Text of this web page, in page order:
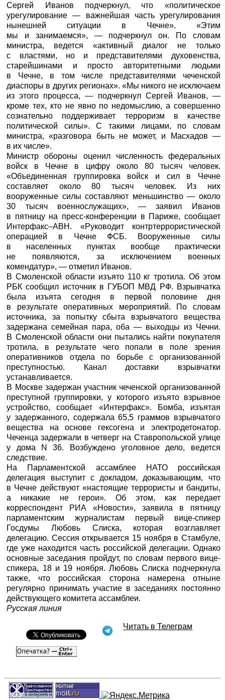
Сергей Иванов подчеркнул, что «политическое
урегулирование — важнейшая часть урегулирования
нынешней ситуации в Чечне». «Этим
мы и занимаемся», — подчеркнул он. По словам
министра, ведется «активный диалог не только
с властями, но и представителями духовенства,
старейшинами и просто авторитетными людьми
в Чечне, в том числе представителями чеченской
диаспоры в других регионах». «Мы никого не исключаем
из этого процесса, — подчеркнул Сергей Иванов, —
кроме тех, кто не явно по недомыслию, а совершенно
сознательно поддерживает терроризм в качестве
политической силы». С такими лицами, по словам
министра, «разговора быть не может, и Масхадов —
в их числе».
Министр обороны оценил численность федеральных
войск в Чечне в цифру около 80 тысяч человек.
«Объединенная группировка войск и сил в Чечне
составляет около 80 тысяч человек. Из них
вооруженные силы составляют меньшинство — около
30 тысяч военнослужащих», — заявил Иванов
в пятницу на пресс-конференции в Париже, сообщает
Интерфакс–АВН. «Руководит контртеррористической
операцией в Чечне ФСБ. Вооруженные силы
в населенных пунктах вообще практически
не появляются, за исключением военных
комендатур», — отметил Иванов.
В Смоленской области изъято 110 кг тротила. Об этом
РБК сообщил источник в ГУБОП МВД РФ. Взрывчатка
была изъята сегодня в первой половине дня
в результате оперативных мероприятий. По словам
источника, за попытку сбыта взрывчатого вещества
задержана семейная пара, оба — выходцы из Чечни.
В Смоленской области они пытались найти покупателя
тротила, в результате чего попали в поле зрения
оперативников отдела по борьбе с организованной
преступностью. Канал доставки взрывчатки
устанавливается.
В Москве задержан участник чеченской организованной
преступной группировки, у которого изъято взрывное
устройство, сообщает «Интерфакс». Бомба, изъятая
у задержанного, содержала 65,5 граммов взрывчатого
вещества на основе гексогена и электродетонатор.
Чеченца задержали в четверг на Ставропольской улице
у дома N 36. Возбуждено уголовное дело, ведется
следствие.
На Парламентской ассамблее НАТО российская
делегация выступит с докладом, доказывающим, что
в Чечне действуют «настоящие террористы и бандиты,
а никакие не герои». Об этом, как передает
корреспондент
РИА «Новости», заявила в пятницу
парламентским журналистам первый вице-спикер
Госдумы Любовь Слиска, которая возглавляет
делегацию. Сессия открывается 15 ноября в Стамбуле,
где уже находится часть российской делегации. Однако
основные заседания пройдут, по словам первого вице-
спикера, 18 и 19 ноября. Любовь Слиска подчеркнула
также, что российская сторона намерена отныне
регулярно принимать участие в заседаниях постоянно
действующего комитета ассамблеи.
Русская линия
Читать в Телеграм